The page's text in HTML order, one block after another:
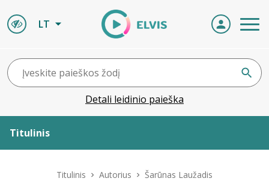
LT
Detali leidinio paieška
Titulinis
Titulinis Autorius Šarūnas Laužadis